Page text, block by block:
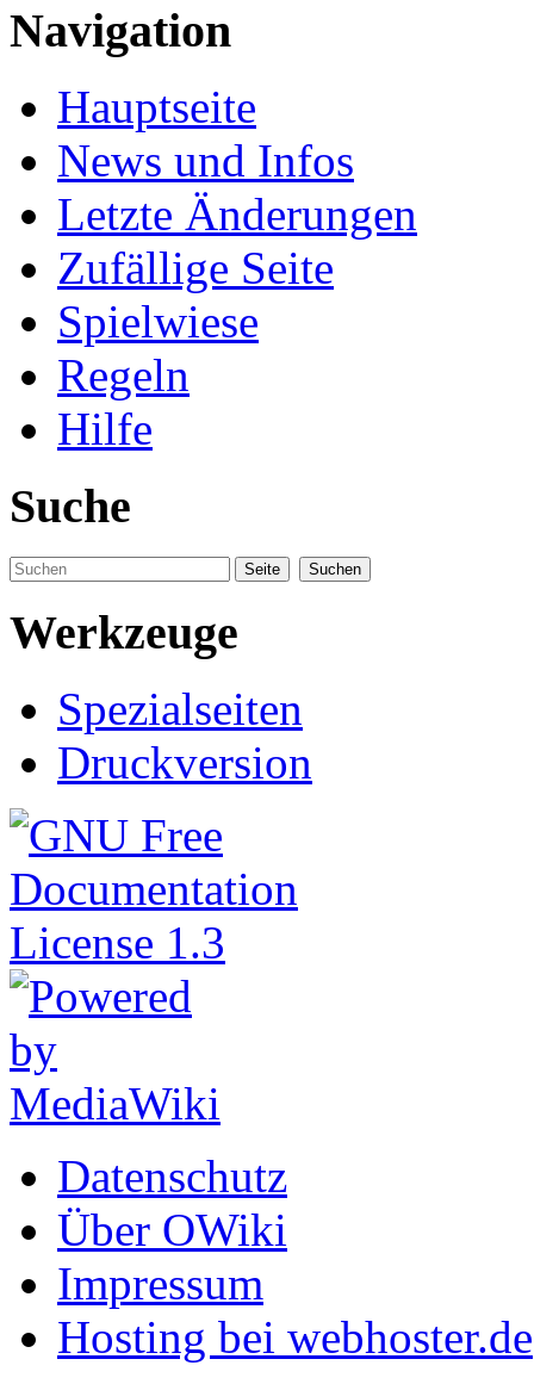
Navigation
Hauptseite
News und Infos
Letzte Änderungen
Zufällige Seite
Spielwiese
Regeln
Hilfe
Suche
Werkzeuge
Spezialseiten
Druckversion
Datenschutz
Über OWiki
Impressum
Hosting bei webhoster.de